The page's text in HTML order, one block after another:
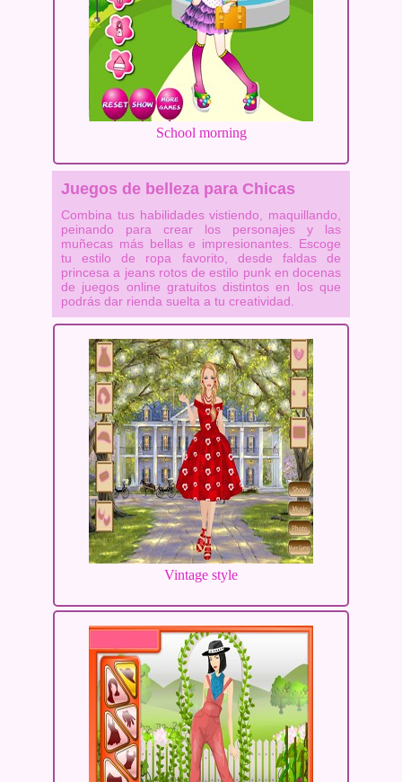
School morning
Juegos de belleza para Chicas
Combina tus habilidades vistiendo, maquillando,
peinando para crear los personajes y las
muñecas más bellas e impresionantes. Escoge
tu estilo de ropa favorito, desde faldas de
princesa a jeans rotos de estilo punk en docenas
de juegos online gratuitos distintos en los que
podrás dar rienda suelta a tu creatividad.
Vintage style